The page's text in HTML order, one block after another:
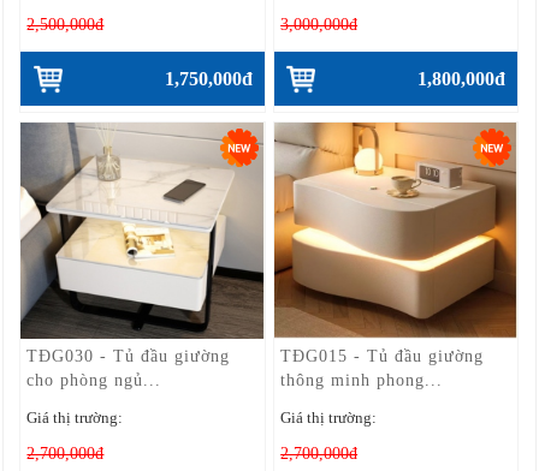
2,500,000đ
1,750,000đ
3,000,000đ
1,800,000đ
TĐG030 - Tủ đầu giường
cho phòng ngủ...
Giá thị trường:
2,700,000đ
TĐG015 - Tủ đầu giường
thông minh phong...
Giá thị trường:
2,700,000đ